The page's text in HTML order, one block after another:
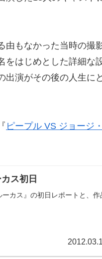
もなかった当時の撮
をはじめとした詳細な
出演がその後の人生に
ピープル VS ジョージ
ス初日
カス』の初日レポートと、作